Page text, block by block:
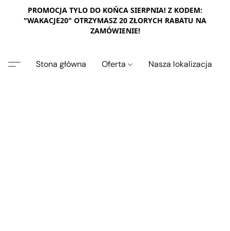
PROMOCJA TYLO DO KOŃCA SIERPNIA! Z KODEM:
"WAKACJE20" OTRZYMASZ 20 ZŁORYCH RABATU NA
ZAMÓWIENIE!
Stona główna Oferta Nasza lokalizacja